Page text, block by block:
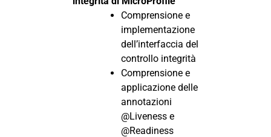
Comprensione e
implementazione
dell’interfaccia del
controllo integrità
Comprensione e
applicazione delle
annotazioni
@Liveness e
@Readiness